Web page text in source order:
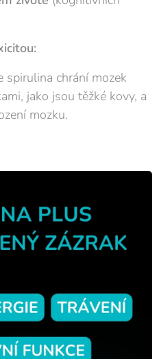
spirulina chrání mozek
jako jsou těžké kovy, a
mozku.